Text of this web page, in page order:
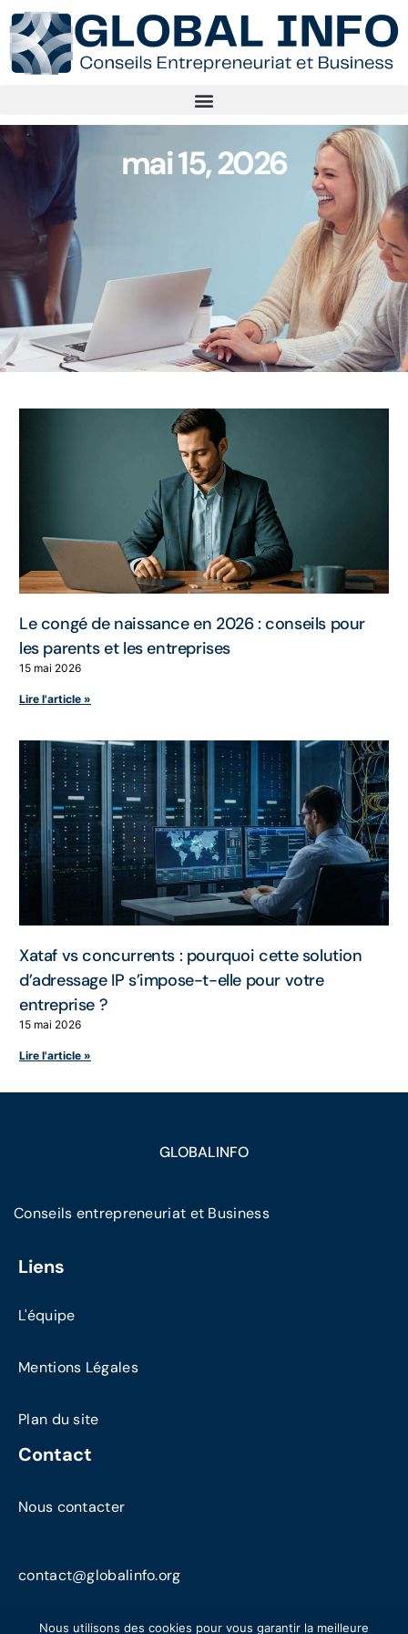
mai 15, 2026
Le congé de naissance en 2026 : conseils pour
les parents et les entreprises
15 mai 2026
Lire l'article »
Xataf vs concurrents : pourquoi cette solution
d’adressage IP s’impose-t-elle pour votre
entreprise ?
15 mai 2026
Lire l'article »
GLOBALINFO
Conseils entrepreneuriat et Business
Liens
L'équipe
Mentions Légales
Plan du site
Contact
Nous contacter
contact@globalinfo.org
Nous utilisons des cookies pour vous garantir la meilleure